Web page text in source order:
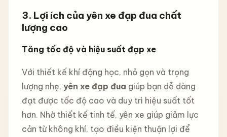
3. Lợi ích của yên xe đạp đua chất
lượng cao
Tăng tốc độ và hiệu suất đạp xe
Với thiết kế khí động học, nhỏ gọn và trọng
lượng nhẹ, yên xe đạp đua giúp bạn dễ dàng
đạt được tốc độ cao và duy trì hiệu suất tốt
hơn. Nhờ thiết kế tinh tế, yên xe giúp giảm lực
cản từ không khí, tạo điều kiện thuận lợi để